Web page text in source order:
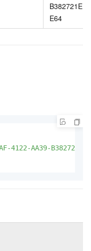
B382721EE
E64
4122-AA39-